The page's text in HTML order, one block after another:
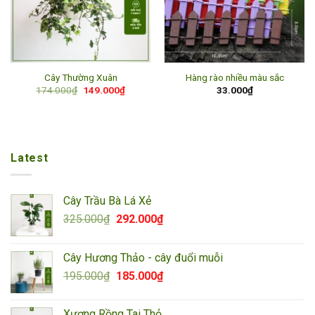
Cây Thường Xuân
174.000₫ Giá
149.000₫Giá
hiện
Hàng rào nhiều màu sắc
33.000₫
Latest
Cây Trầu Bà Lá Xẻ
325.000₫ Giá
325.000₫.
292.000₫Giá
là:
292.000₫.
Cây Hương Thảo - cây đuổi muỗi
195.000₫ Giá
185.000₫Giá